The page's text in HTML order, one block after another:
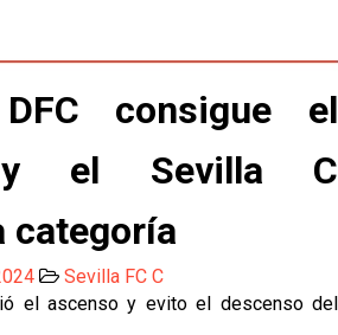
tirar para delante y
marcha al Bournemouth
del número 16 tras la
consigue el
y el Sevilla C
categoría
Sevilla FC C
el ascenso y evito el descenso del